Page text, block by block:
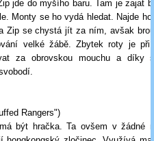
jde do myšího baru. Tam je zajat
Monty se ho vydá hledat. Najde
Zip se chystá jít za ním, avšak
velké žábě. Zbytek roty je při
za obrovskou mouchu a díky
Rangers")
být hračka. Ta ovšem v žádné